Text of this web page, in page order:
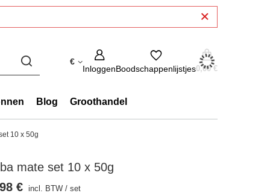
€
InloggenBoodschappenlijstjes0,00 €
Blog Groothandel
10 x 50g
mate set 10 x 50g
€ incl. BTW /set